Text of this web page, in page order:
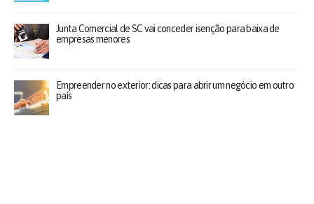
Junta Comercial de SC vai conceder isenção para baixa de
empresas menores
Empreender no exterior: dicas para abrir um negócio em outro
país